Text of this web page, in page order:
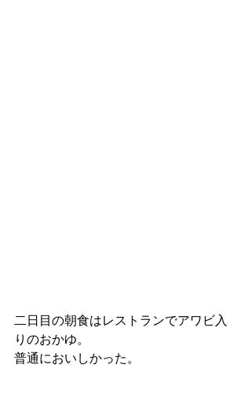
二日目の朝食はレストランでアワビ入
りのおかゆ。
普通においしかった。